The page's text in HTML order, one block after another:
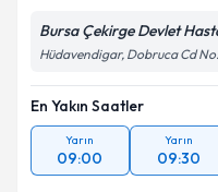
kapsamda
Bursa Çekirge Devlet
Hüdavendigar, Dobruca Cd
En Yakın Saatler
Yarın
09:00
Yarın
09:30